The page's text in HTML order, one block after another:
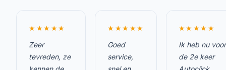
★★★★★
Zeer
tevreden, ze
★★★★★
Goed
service,
★★★★★
Ik heb nu voor
de 2e keer